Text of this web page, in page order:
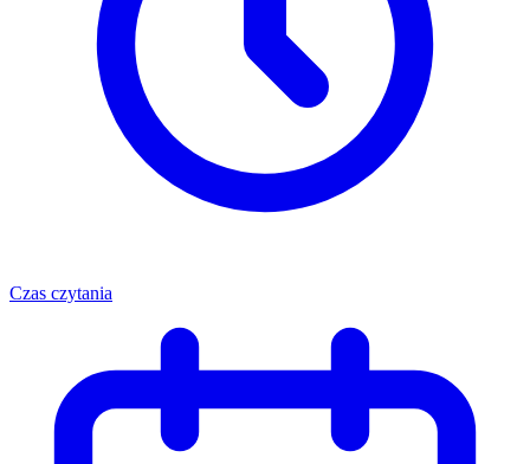
Czas czytania